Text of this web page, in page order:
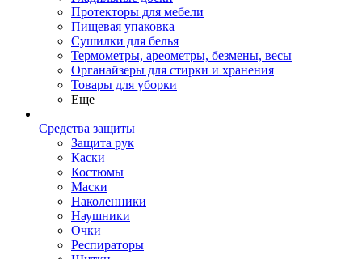
Протекторы для мебели
Пищевая упаковка
Сушилки для белья
Термометры, ареометры, безмены, весы
Органайзеры для стирки и хранения
Товары для уборки
Еще
Средства защиты
Защита рук
Каски
Костюмы
Маски
Наколенники
Наушники
Очки
Респираторы